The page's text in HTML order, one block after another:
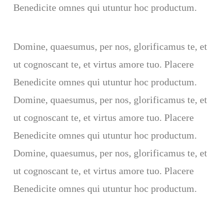
Benedicite omnes qui utuntur hoc productum.
Domine, quaesumus, per nos, glorificamus te, et
ut cognoscant te, et virtus amore tuo. Placere
Benedicite omnes qui utuntur hoc productum.
Domine, quaesumus, per nos, glorificamus te, et
ut cognoscant te, et virtus amore tuo. Placere
Benedicite omnes qui utuntur hoc productum.
Domine, quaesumus, per nos, glorificamus te, et
ut cognoscant te, et virtus amore tuo. Placere
Benedicite omnes qui utuntur hoc productum.